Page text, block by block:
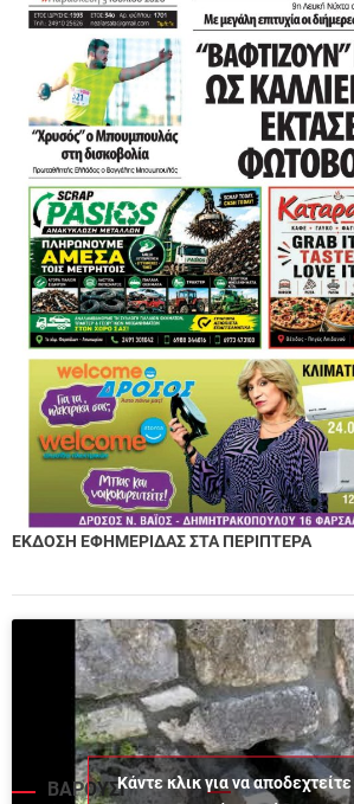
ΕΚΔΟΣΗ ΕΦΗΜΕΡΙΔΑΣ ΣΤΑ ΠΕΡΙΠΤΕΡΑ
ΒΑΡΟΥΣΙΚάντε κλικ για να